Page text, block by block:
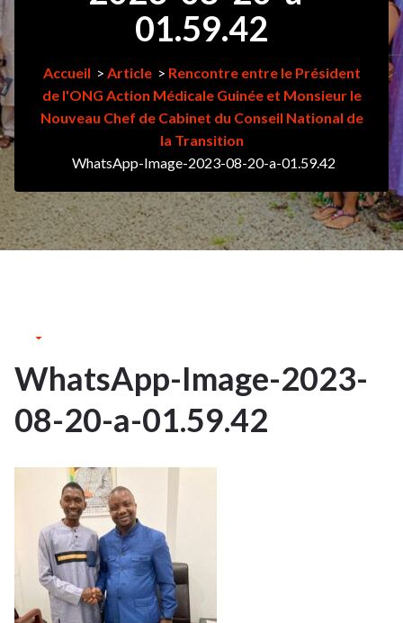
01.59.42
Accueil > Article> Rencontre entre le Président
de l'ONG Action Médicale Guinée et Monsieur le
Nouveau Chef de Cabinet du Conseil National de
la Transition
WhatsApp-Image-2023-08-20-a-01.59.42
24
AOÛT
WhatsApp-Image-2023-
08-20-a-01.59.42